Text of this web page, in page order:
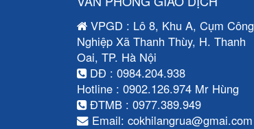
VPGD : Lô 8, Khu A, Cụm Công
Nghiệp Xã Thanh Thùy, H. Thanh
Oai, TP. Hà Nội
DĐ : 0984.204.938
Hotline : 0902.126.974 Mr Hùng
ĐTMB : 0977.389.949
Email: cokhilangrua@gmai.com